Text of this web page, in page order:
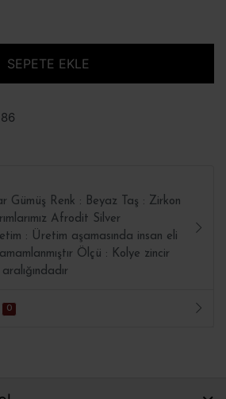
SEPETE EKLE
Gümüş Renk : Beyaz Taş : Zirkon
Afrodit Silver
: Üretim aşamasında insan eli
Ölçü : Kolye zincir
0